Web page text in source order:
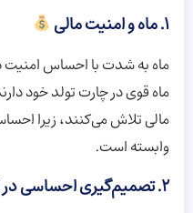
۱. ماه و امنیت مالی
ماه به شدت با احساس امنیت
ماه قوی در چارت تولد خود
مالی تلاش می‌کنند، زیرا
وابسته است.
۲. تصمیم‌گیری احساسی در امور مالی